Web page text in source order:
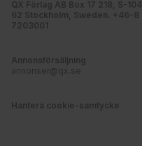
QX Förlag AB Box 17 218, S-104
62 Stockholm, Sweden. +46-8
7203001
Annonsförsäljning
annonser@qx.se
Hantera cookie-samtycke